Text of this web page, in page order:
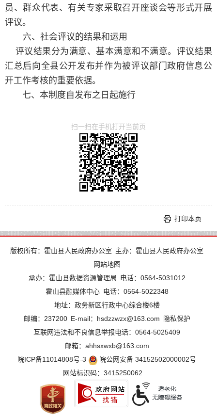
员、群众代表、有关专家采取召开座谈会等形式开展
评议。
六、社会评议的结果和运用
评议结果分为满意、基本满意和不满意。评议结果
汇总后向全县公开发布并作为被评议部门政府信息公
开工作考核的重要依据。
七、本制度自发布之日起施行
扫一扫在手机打开当前页
打印本页
版权所有：霍山县人民政府办公室 主办：霍山县人民政府办公室
网站地图
承办：霍山县数据资源管理局 电话：0564-5031012
霍山县融媒体中心 电话：0564-5022348
地址：政务新区行政中心综合楼6楼
邮编：237200 E-mail：hsdzzwzx@163.com
隐私保护
互联网违法和不良信息举报电话：0564-5025409
邮箱：ahhsxwxb@163.com
皖ICP备11014808号-3
皖公网安备 34152502000002号
网站标识码：3415250062